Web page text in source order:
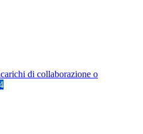
di collaborazione o